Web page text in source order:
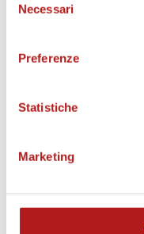
delNecessari
Preferenze
Statistiche
Marketing